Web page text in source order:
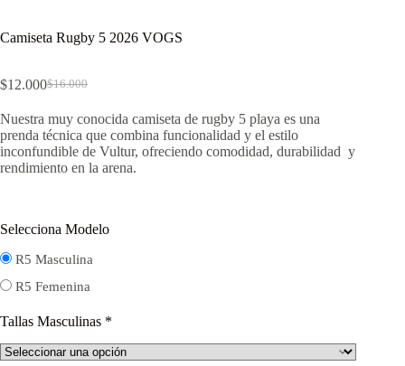
Camiseta Rugby 5 2026 VOGS
$16.000
El
original
era:
$16.000.
$12.000El
actual
es:
$12.000.
Nuestra muy conocida camiseta de rugby 5 playa es una
prenda técnica que combina funcionalidad y el estilo
inconfundible de Vultur, ofreciendo comodidad, durabilidad y
rendimiento en la arena.
Selecciona Modelo
R5 Masculina
R5 Femenina
Tallas Masculinas *